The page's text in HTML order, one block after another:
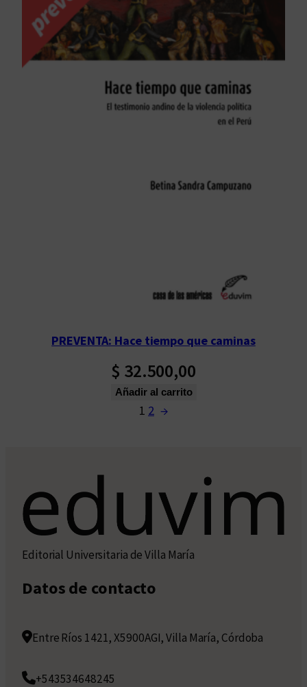
PREVENTA: Hace tiempo que caminas
$ 32.500,00
Añadir al carrito
1 2 →
Editorial Universitaria de Villa María
Datos de contacto
Entre Ríos 1421, X5900AGI, Villa María, Córdoba
+543534648245